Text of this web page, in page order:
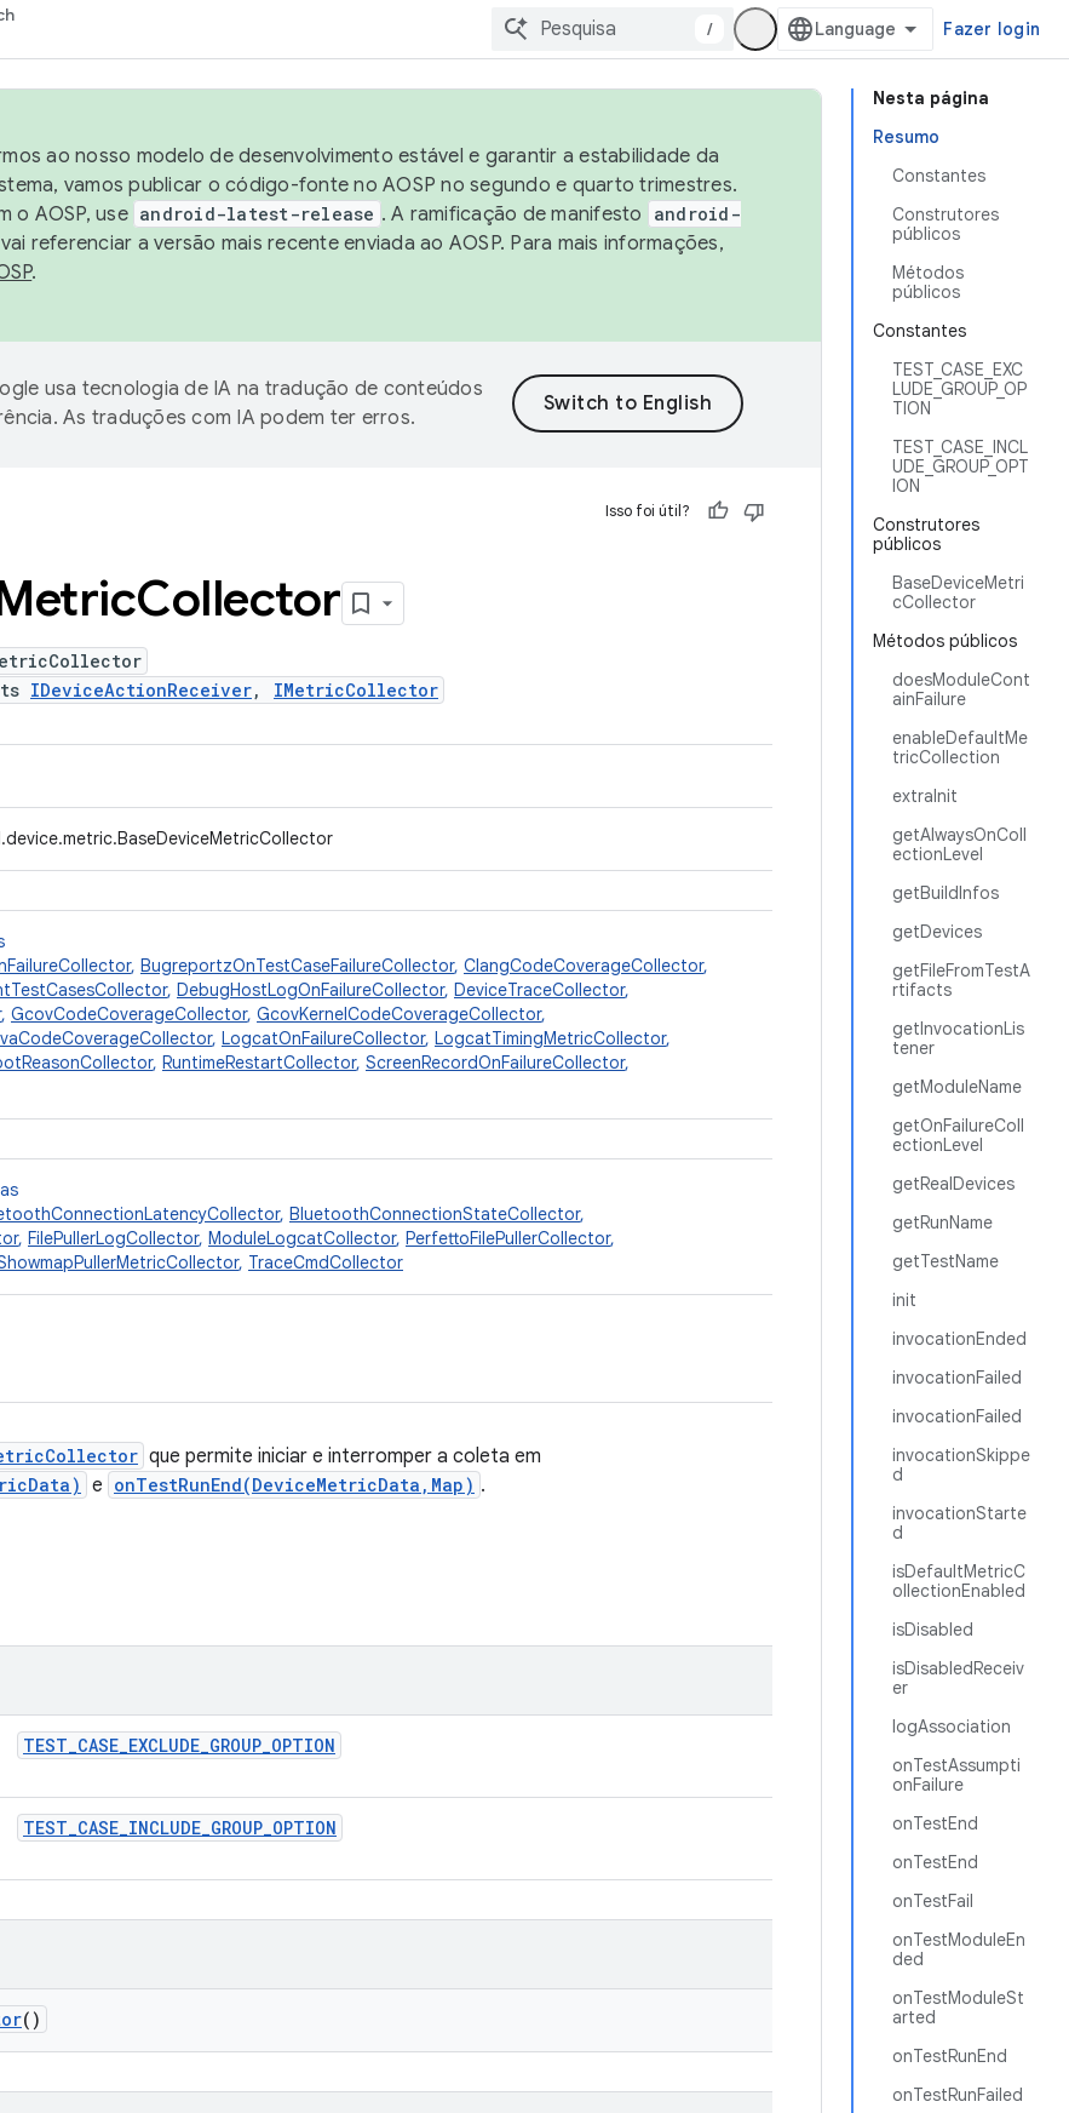
/ Fazer login
Nesta página
Resumo
Constantes
Construtores
públicos
Métodos
públicos
Constantes
TEST_CASE_EXC
LUDE_GROUP_OP
TION
TEST_CASE_INCL
UDE_GROUP_OPT
ION
Construtores
públicos
BaseDeviceMetri
cCollector
Métodos públicos
doesModuleCont
ainFailure
enableDefaultMe
tricCollection
extraInit
getAlwaysOnColl
ectionLevel
getBuildInfos
getDevices
getFileFromTestA
rtifacts
getInvocationLis
tener
getModuleName
getOnFailureColl
ectionLevel
getRealDevices
getRunName
getTestName
init
invocationEnded
invocationFailed
invocationFailed
invocationSkippe
d
invocationStarte
d
isDefaultMetricC
ollectionEnabled
isDisabled
isDisabledReceiv
er
logAssociation
onTestAssumpti
onFailure
onTestEnd
onTestEnd
onTestFail
onTestModuleEn
ded
onTestModuleSt
arted
onTestRunEnd
onTestRunFailed
ao nosso modelo de desenvolvimento estável e garantir a estabilidade da
vamos publicar o código-fonte no AOSP no segundo e quarto trimestres.
o AOSP, use android-latest-release . A ramificação de manifesto
android-
referenciar a versão mais recente enviada ao AOSP. Para mais informações,
.
usa tecnologia de IA na tradução de conteúdos
As traduções com IA podem ter erros.
Isso foi útil?
Collector
IDeviceActionReceiver, IMetricCollector
, BugreportzOnTestCaseFailureCollector, ClangCodeCoverageCollector,
, DebugHostLogOnFailureCollector, DeviceTraceCollector,
, GcovCodeCoverageCollector, GcovKernelCodeCoverageCollector,
, LogcatOnFailureCollector, LogcatTimingMetricCollector,
, RuntimeRestartCollector, ScreenRecordOnFailureCollector,
, BluetoothConnectionStateCollector,
, FilePullerLogCollector, ModuleLogcatCollector, PerfettoFilePullerCollector,
, TraceCmdCollector
que permite iniciar e interromper a coleta em
e onTestRunEnd(DeviceMetricData,Map) .
TEST_CASE_EXCLUDE_GROUP_OPTION
TEST_CASE_INCLUDE_GROUP_OPTION
()